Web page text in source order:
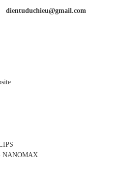
dientuduchieu@gmail.com
NANOMAX